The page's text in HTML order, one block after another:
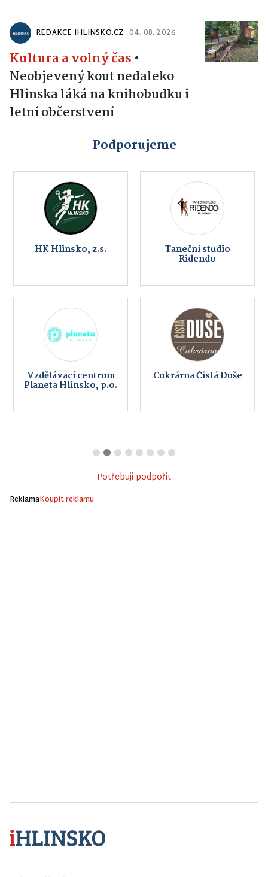
REDAKCE IHLINSKO.CZ 04. 08. 2026
Kultura a volný čas •
Neobjevený kout nedaleko
Hlinska láká na knihobudku i
letní občerstvení
Podporujeme
HK Hlinsko, z.s. Taneční studio
Ridendo
Vzdělávací centrum
Planeta Hlinsko, p.o.
Cukrárna Čistá Duše
Potřebuji podpořit
ReklamaKoupit reklamu